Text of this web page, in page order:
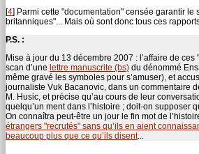
[4] Parmi cette "documentation" censée garantir
britanniques"... Mais où sont donc tous ces
P.S. :
Mise à jour du 13 décembre 2007 : l’affaire de
scan d’une lettre manuscrite (bs) du dénommé
même gravé les symboles pour s’amuser), et
journaliste Vuk Bacanovic, dans un commentaire
M. Husic, et précise qu’au cours de leur
quelqu’un ment dans l’histoire ; doit-on supposer
On connaîtra peut-être un jour le fin mot de
étrangers "recrutés" sans qu’ils en aient
beaucoup plus que ce qu’ils disent...